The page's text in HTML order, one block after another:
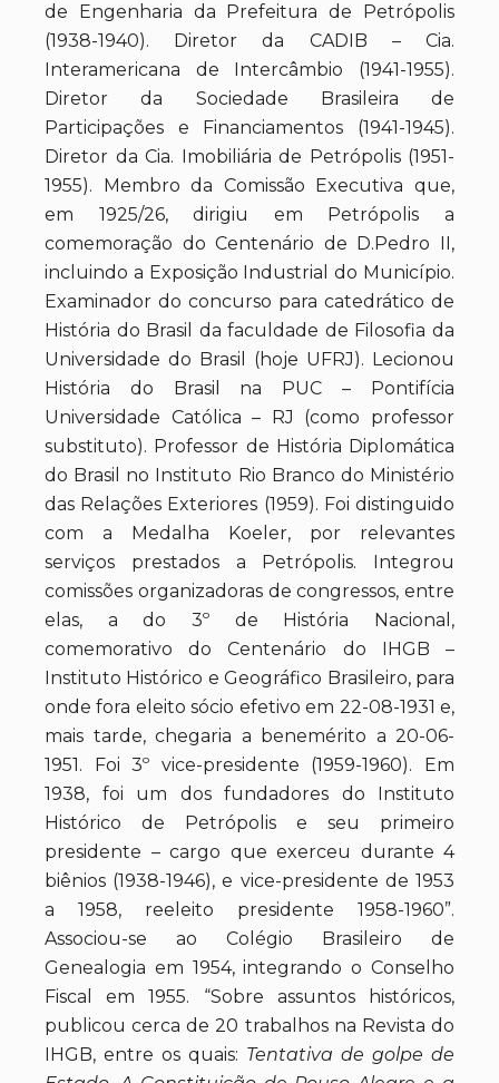
de Engenharia da Prefeitura de Petrópolis
(1938-1940). Diretor da CADIB – Cia.
Interamericana de Intercâmbio (1941-1955).
Diretor da Sociedade Brasileira de
Participações e Financiamentos (1941-1945).
Diretor da Cia. Imobiliária de Petrópolis (1951-
1955). Membro da Comissão Executiva que,
em 1925/26, dirigiu em Petrópolis a
comemoração do Centenário de D.Pedro II,
incluindo a Exposição Industrial do Município.
Examinador do concurso para catedrático de
História do Brasil da faculdade de Filosofia da
Universidade do Brasil (hoje UFRJ). Lecionou
História do Brasil na PUC – Pontifícia
Universidade Católica – RJ (como professor
substituto). Professor de História Diplomática
do Brasil no Instituto Rio Branco do Ministério
das Relações Exteriores (1959). Foi distinguido
com a Medalha Koeler, por relevantes
serviços prestados a Petrópolis. Integrou
comissões organizadoras de congressos, entre
elas, a do 3º de História Nacional,
comemorativo do Centenário do IHGB –
Instituto Histórico e Geográfico Brasileiro, para
onde fora eleito sócio efetivo em 22-08-1931 e,
mais tarde, chegaria a benemérito a 20-06-
1951. Foi 3º vice-presidente (1959-1960). Em
1938, foi um dos fundadores do Instituto
Histórico de Petrópolis e seu primeiro
presidente – cargo que exerceu durante 4
biênios (1938-1946), e vice-presidente de 1953
a 1958, reeleito presidente 1958-1960”.
Associou-se ao Colégio Brasileiro de
Genealogia em 1954, integrando o Conselho
Fiscal em 1955. “Sobre assuntos históricos,
publicou cerca de 20 trabalhos na Revista do
IHGB, entre os quais: Tentativa de golpe de